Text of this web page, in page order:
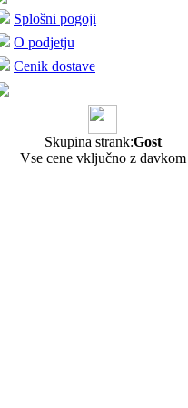
Splošni pogoji
O podjetju
Cenik dostave
Skupina strank:Gost
Vse cene vključno z davkom